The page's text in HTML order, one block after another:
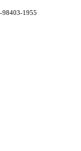
98403-1955